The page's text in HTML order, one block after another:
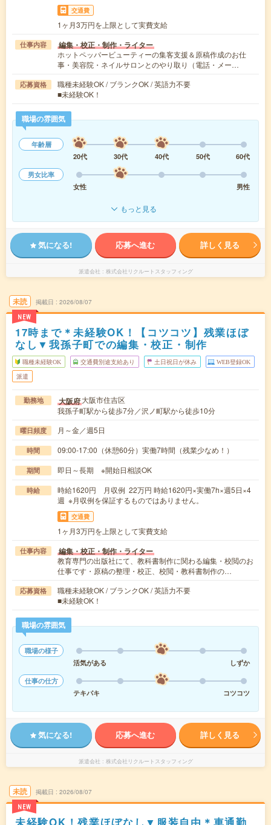
交通費
1ヶ月3万円を上限として実費支給
仕事内容 編集・校正・制作・ライター
ホットペッパービューティーの集客支援＆原稿作成のお仕
事・美容院・ネイルサロンとのやり取り（電話・メー…
応募資格
職種未経験OK / ブランクOK / 英語力不要
■未経験OK！
職場の雰囲気
年齢層
20代
30代 40代 50代
60代
男女比率
女性
男性
もっと見る
気になる! 応募へ進む 詳しく見る
派遣会社 株式会社リクルートスタッフィング
未読
NEW
掲載日 2026/08/07
17時まで＊未経験OK！【コツコツ】残業ほぼ
なし▼我孫子町での編集・校正・制作
職種未経験OK 交通費別途支給あり 土日祝日が休み WEB登録OK
派遣
勤務地 大阪府大阪市住吉区
我孫子町駅から徒歩7分／沢ノ町駅から徒歩10分
曜日頻度 月～金／週5日
時間 09:00-17:00（休憩60分）実働7時間（残業少なめ！）
期間 即日～長期 ※開始日相談OK
時給
時給1620円 月収例 22万円 時給1620円×実働7h×週5日×4
週 ※月収例を保証するものではありません。
交通費
1ヶ月3万円を上限として実費支給
仕事内容 編集・校正・制作・ライター
教育専門の出版社にて、教科書制作に関わる編集・校閲のお
仕事です・原稿の整理・校正、校閲・教科書制作の…
応募資格
職種未経験OK / ブランクOK / 英語力不要
■未経験OK！
職場の雰囲気
職場の様子
活気がある
しずか
仕事の仕方
テキパキ
コツコツ
気になる! 応募へ進む 詳しく見る
派遣会社 株式会社リクルートスタッフィング
未読
NEW
掲載日 2026/08/07
未経験OK！残業ほぼなし▼服装自由＊車通勤